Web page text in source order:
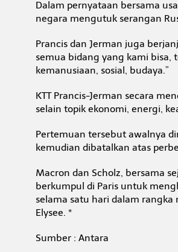
Dalam pernyataan bersama
negara mengutuk serangan
Prancis dan Jerman juga
semua bidang yang kami bisa,
kemanusiaan, sosial, budaya.”
KTT Prancis-Jerman secara
selain topik ekonomi, energi,
Pertemuan tersebut awalnya
kemudian dibatalkan atas
Macron dan Scholz, bersama
berkumpul di Paris untuk
selama satu hari dalam
Elysee. *
Sumber : Antara